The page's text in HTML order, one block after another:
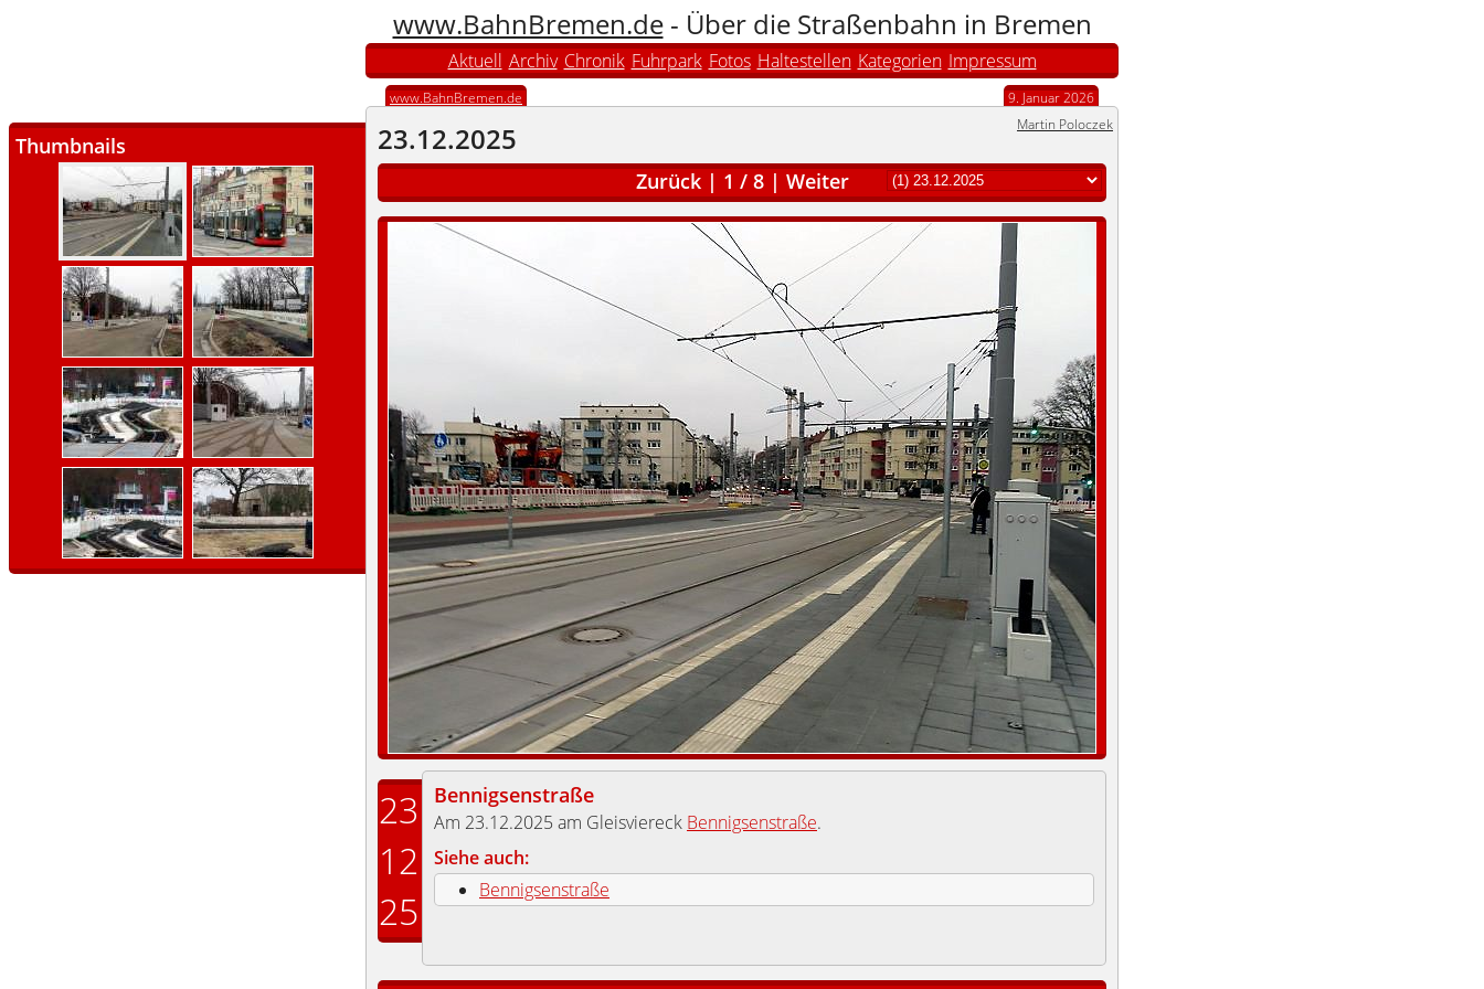
www.BahnBremen.de- Über die Straßenbahn in Bremen
Aktuell Archiv Chronik Fuhrpark Fotos Haltestellen Kategorien Impressum
Thumbnails
www.BahnBremen.de 9. Januar 2026
23.12.2025 Martin Poloczek
Zurück | 1 / 8 | Weiter
23
12
25
Bennigsenstraße
Am 23.12.2025 am Gleisviereck Bennigsenstraße.
Siehe auch:
Bennigsenstraße